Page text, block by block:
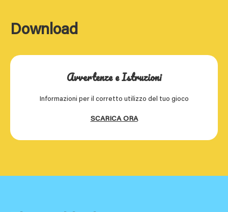
Download
Avvertenze e Istruzioni
Informazioni per il corretto utilizzo del tuo gioco
SCARICA ORA